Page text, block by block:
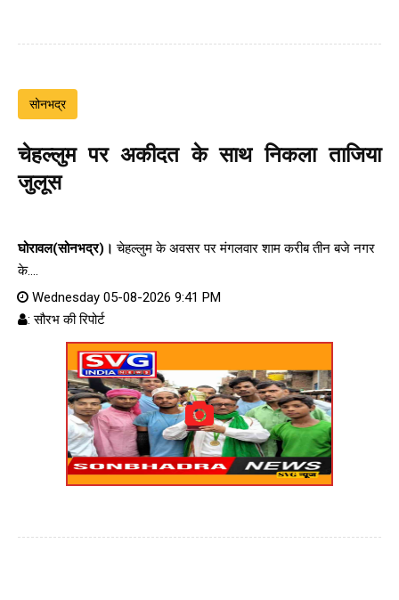
सोनभद्र
चेहल्लुम पर अकीदत के साथ निकला ताजिया
जुलूस
घोरावल(सोनभद्र)। चेहल्लुम के अवसर पर मंगलवार शाम करीब तीन बजे नगर
के....
Wednesday 05-08-2026 9:41 PM
: सौरभ की रिपोर्ट